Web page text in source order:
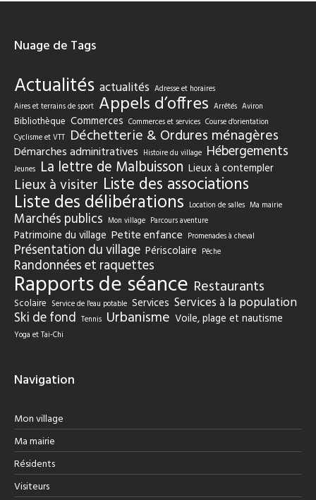
Nuage de Tags
Actualités actualités Adresse et horaires
Aires et terrains de sport Appels d’offres Arrêtés Aviron
Bibliothèque Commerces Commerces et services Course d'orientation
Cyclisme et VTT Déchetterie & Ordures ménagères
Démarches adminitratives Histoire du village Hébergements
Jeunes La lettre de Malbuisson Lieux à contempler
Lieux à visiter Liste des associations
Liste des délibérations Location de salles Ma mairie
Marchés publics Mon village Parcours aventure
Patrimoine du village Petite enfance Promenades à cheval
Présentation du village Périscolaire Pêche
Randonnées et raquettes
Rapports de séance Restaurants
Scolaire Service de l'eau potable Services Services à la population
Ski de fond Tennis Urbanisme Voile, plage et nautisme
Yoga et Tai-Chi
Navigation
Mon village
Ma mairie
Résidents
Visiteurs